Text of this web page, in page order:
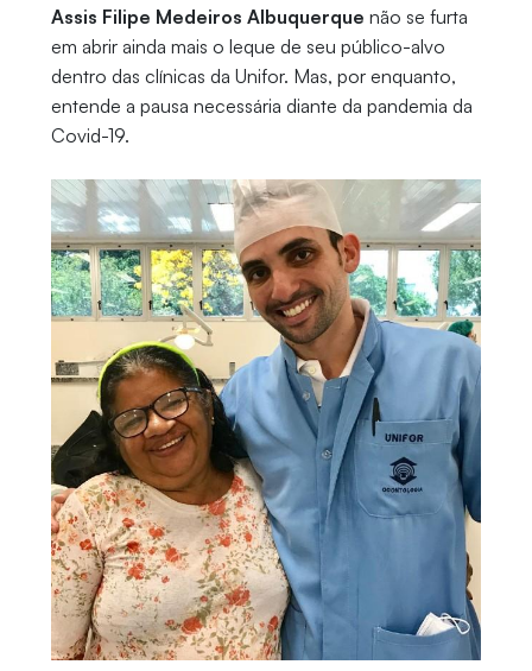
Assis Filipe Medeiros Albuquerque não se furta
em abrir ainda mais o leque de seu público-alvo
dentro das clínicas da Unifor. Mas, por enquanto,
entende a pausa necessária diante da pandemia da
Covid-19.